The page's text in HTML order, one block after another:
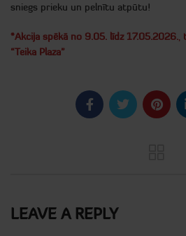
sniegs prieku un pelnītu atpūtu!
*Akcija spēkā no 9.05. līdz 17.05.2026.,
“Teika Plaza”
LEAVE A REPLY